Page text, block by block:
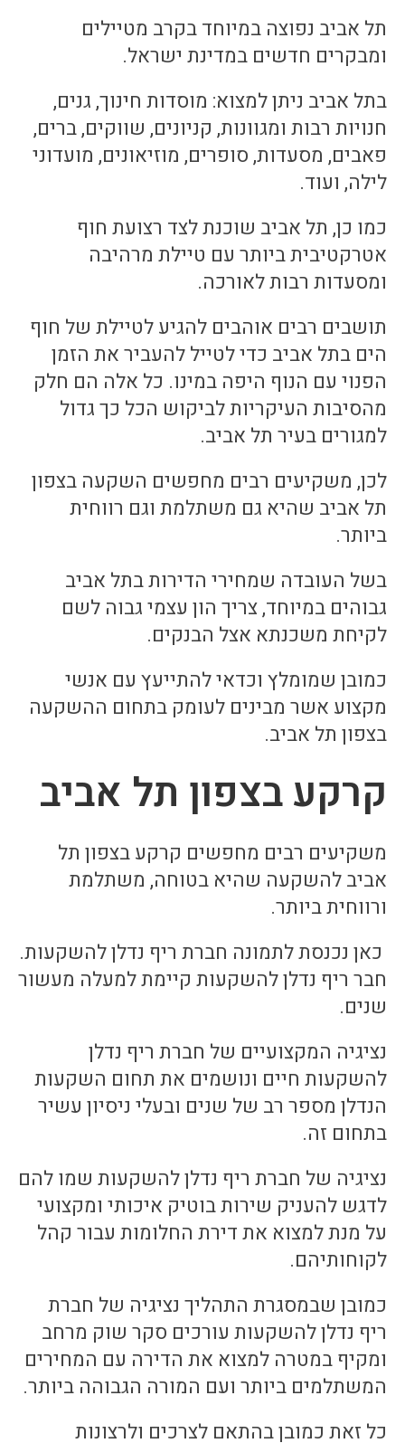
תל אביב נפוצה במיוחד בקרב מטיילים
ומבקרים חדשים במדינת ישראל.
בתל אביב ניתן למצוא: מוסדות חינוך, גנים,
חנויות רבות ומגוונות, קניונים, שווקים, ברים,
פאבים, מסעדות, סופרים, מוזיאונים, מועדוני
לילה, ועוד.
כמו כן, תל אביב שוכנת לצד רצועת חוף
אטרקטיבית ביותר עם טיילת מרהיבה
ומסעדות רבות לאורכה.
תושבים רבים אוהבים להגיע לטיילת של חוף
הים בתל אביב כדי לטייל להעביר את הזמן
הפנוי עם הנוף היפה במינו. כל אלה הם חלק
מהסיבות העיקריות לביקוש הכל כך גדול
למגורים בעיר תל אביב.
לכן, משקיעים רבים מחפשים השקעה בצפון
תל אביב שהיא גם משתלמת וגם רווחית
ביותר.
בשל העובדה שמחירי הדירות בתל אביב
גבוהים במיוחד, צריך הון עצמי גבוה לשם
לקיחת משכנתא אצל הבנקים.
כמובן שמומלץ וכדאי להתייעץ עם אנשי
מקצוע אשר מבינים לעומק בתחום ההשקעה
בצפון תל אביב.
קרקע בצפון תל אביב
משקיעים רבים מחפשים קרקע בצפון תל
אביב להשקעה שהיא בטוחה, משתלמת
ורווחית ביותר.
כאן נכנסת לתמונה חברת ריף נדלן להשקעות.
חבר ריף נדלן להשקעות קיימת למעלה מעשור
שנים.
נציגיה המקצועיים של חברת ריף נדלן
להשקעות חיים ונושמים את תחום השקעות
הנדלן מספר רב של שנים ובעלי ניסיון עשיר
בתחום זה.
נציגיה של חברת ריף נדלן להשקעות שמו להם
לדגש להעניק שירות בוטיק איכותי ומקצועי
על מנת למצוא את דירת החלומות עבור קהל
לקוחותיהם.
כמובן שבמסגרת התהליך נציגיה של חברת
ריף נדלן להשקעות עורכים סקר שוק מרחב
ומקיף במטרה למצוא את הדירה עם המחירים
המשתלמים ביותר ועם המורה הגבוהה ביותר.
כל זאת כמובן בהתאם לצרכים ולרצונות